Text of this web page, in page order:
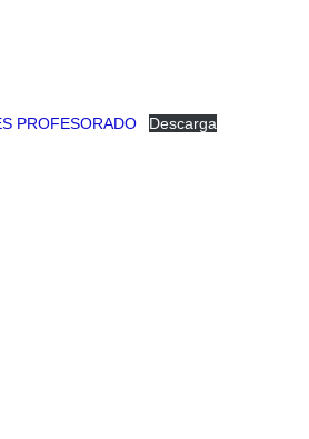
PROFESORADO
Descarga